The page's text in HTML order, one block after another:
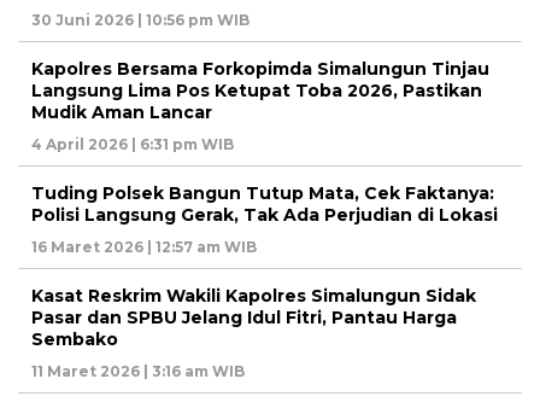
30 Juni 2026 | 10:56 pm WIB
Kapolres Bersama Forkopimda Simalungun Tinjau
Langsung Lima Pos Ketupat Toba 2026, Pastikan
Mudik Aman Lancar
4 April 2026 | 6:31 pm WIB
Tuding Polsek Bangun Tutup Mata, Cek Faktanya:
Polisi Langsung Gerak, Tak Ada Perjudian di Lokasi
16 Maret 2026 | 12:57 am WIB
Kasat Reskrim Wakili Kapolres Simalungun Sidak
Pasar dan SPBU Jelang Idul Fitri, Pantau Harga
Sembako
11 Maret 2026 | 3:16 am WIB